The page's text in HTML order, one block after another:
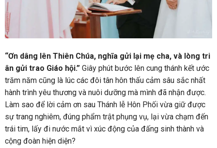
“Ơn dâng lên Thiên Chúa, nghĩa gửi lại mẹ cha, và lòng tri
ân gửi trao Giáo hội.” Giây phút bước lên cung thánh kết ước
trăm năm cũng là lúc các đôi tân hôn thấu cảm sâu sắc nhất
hành trình yêu thương và nuôi dưỡng mà mình đã nhận được.
Làm sao để lời cảm ơn sau Thánh lễ Hôn Phối vừa giữ được
sự trang nghiêm, đúng phẩm trật phụng vụ, lại vừa chạm đến
trái tim, lấy đi nước mắt vì xúc động của đấng sinh thành và
cộng đoàn hiện diện?